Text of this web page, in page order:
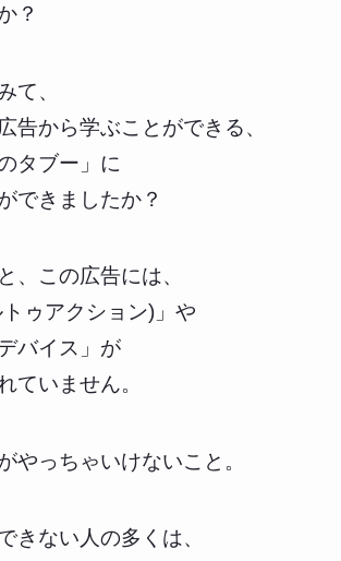
？
て、
告から学ぶことができる、
タブー」に
できましたか？
、この広告には、
トゥアクション)」や
バイス」が
ていません。
やっちゃいけないこと。
きない人の多くは、